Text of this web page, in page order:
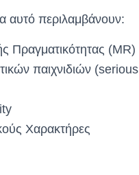
αυτό περιλαμβάνουν:
Πραγματικότητας (MR)
παιχνιδιών (serious
Χαρακτήρες